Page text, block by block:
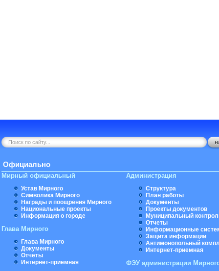
Официально
Мирный официальный
Устав Мирного
Символика Мирного
Награды и поощрения Мирного
Национальные проекты
Информация о городе
Глава Мирного
Глава Мирного
Документы
Отчеты
Интернет-приемная
Администрация
Структура
План работы
Документы
Проекты документов
Муниципальный
Отчеты
Информационные
Защита информации
Антимонопольный
Интернет-приемная
ФЭУ администрации